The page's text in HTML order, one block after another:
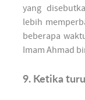
yang
lebih
beberapa
Imam Ahmad
9. Ketika